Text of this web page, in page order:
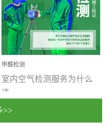
车的甲醛超标问题更为严
重。汽车的空间范围小，
配件、皮具、装饰多，这
些都是汽...
甲醛检测
室内空气检测服务为什么
选...
>>